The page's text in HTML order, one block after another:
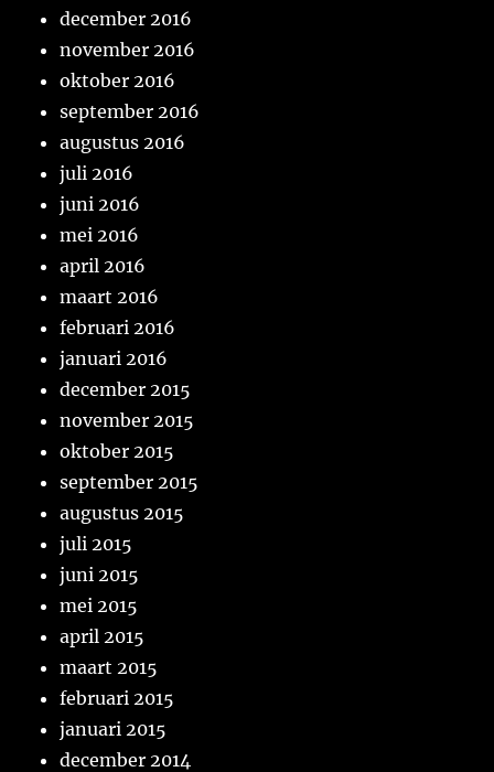
december 2016
november 2016
oktober 2016
september 2016
augustus 2016
juli 2016
juni 2016
mei 2016
april 2016
maart 2016
februari 2016
januari 2016
december 2015
november 2015
oktober 2015
september 2015
augustus 2015
juli 2015
juni 2015
mei 2015
april 2015
maart 2015
februari 2015
januari 2015
december 2014